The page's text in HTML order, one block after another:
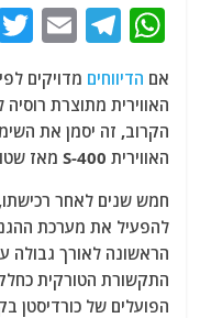
W
at
s
A
p
p
T
e
g
ra
m
E
m
ai
l
אם הדיווחים מדויקים
האווירית מתוצרת
הקרוב, זה יסמן את
האווירית S-400 מאז שטורקיה רכשה אותה ב-2019.
חמש שנים לאחר רכישתו,
הראשונה לאורך גבולה
התקשורת הטורקית
הפועלים של כורדיסטן